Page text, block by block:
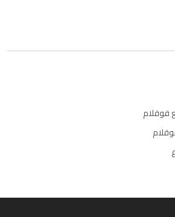
قوقلام